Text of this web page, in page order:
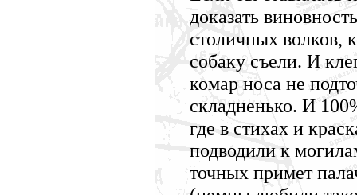
доказать
столичных волков,
собаку съели. И
комар носа не
складненько. И
где в стихах и
подводили к
точных примет